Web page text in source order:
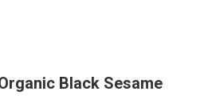
Black Sesame